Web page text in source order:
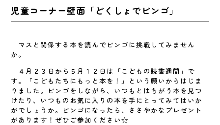
児童コーナー壁面「どくしょでビンゴ」
マスと関係する本を読んでビンゴに挑戦してみません
か。
４月２３日から５月１２日は「こどもの読書週間」で
す。「こどもたちにもっと本を！」という願いからはじま
りました。ビンゴをしながら、いつもとはちがう本を見つ
けたり、いつものお気に入りの本を手にとってみてはいか
がでしょうか。ビンゴになったら、ささやかなプレゼント
があります！ぜひご参加ください☆